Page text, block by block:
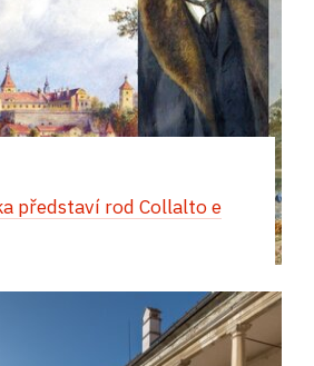
představí rod Collalto e